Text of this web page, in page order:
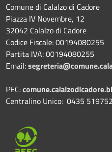
Comune di Calalzo di Cadore
Piazza IV Novembre, 12
32042 Calalzo di Cadore
Codice Fiscale: 00194080255
Partita IVA: 00194080255
Email:
PEC:
Centralino Unico: 0435 519752